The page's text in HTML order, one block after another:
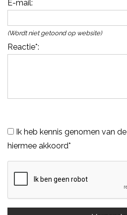
E-mail:
(Wordt niet getoond op website)
Reactie*:
Ik heb kennis genomen van de
hiermee akkoord*